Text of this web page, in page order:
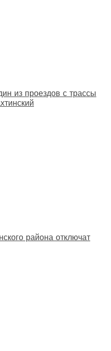
из проездов с трассы
района отключат